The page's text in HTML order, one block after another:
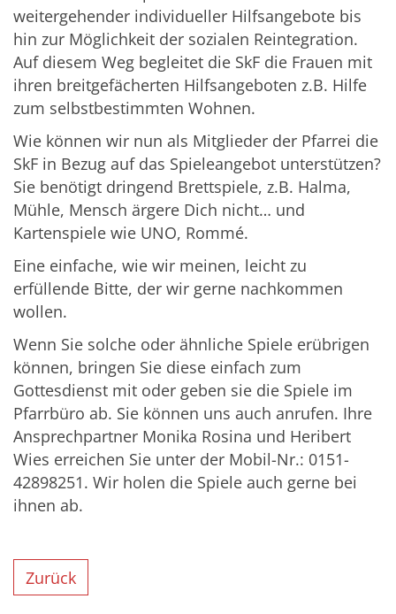
weitergehender individueller Hilfsangebote bis
hin zur Möglichkeit der sozialen Reintegration.
Auf diesem Weg begleitet die SkF die Frauen mit
ihren breitgefächerten Hilfsangeboten z.B. Hilfe
zum selbstbestimmten Wohnen.
Wie können wir nun als Mitglieder der Pfarrei die
SkF in Bezug auf das Spieleangebot unterstützen?
Sie benötigt dringend Brettspiele, z.B. Halma,
Mühle, Mensch ärgere Dich nicht… und
Kartenspiele wie UNO, Rommé.
Eine einfache, wie wir meinen, leicht zu
erfüllende Bitte, der wir gerne nachkommen
wollen.
Wenn Sie solche oder ähnliche Spiele erübrigen
können, bringen Sie diese einfach zum
Gottesdienst mit oder geben sie die Spiele im
Pfarrbüro ab. Sie können uns auch anrufen. Ihre
Ansprechpartner Monika Rosina und Heribert
Wies erreichen Sie unter der Mobil-Nr.: 0151-
42898251. Wir holen die Spiele auch gerne bei
ihnen ab.
Zurück